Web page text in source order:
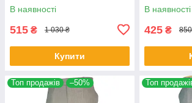
В наявності
515 ₴ 1 030 ₴
Купити
В наявності
425 ₴
Топ продажів –50% Топ